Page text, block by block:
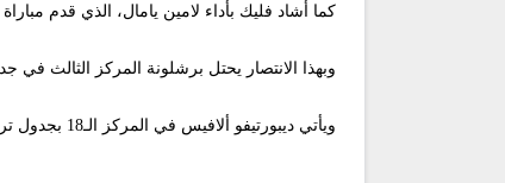
كما أشاد فليك بأداء لامين يامال، الذي قدم
وبهذا الانتصار يحتل برشلونة المركز الثالث في جدول ترتيب الليجا بـ45 نقطة، متأخرا بـ4 نقاط عن ريال مدريد صاحب الصدارة،
ويأتي ديبورتيفو ألافيس في المركز الـ18 بجدول ترتيب الدوري الإسباني برصيد 21 نقطة.